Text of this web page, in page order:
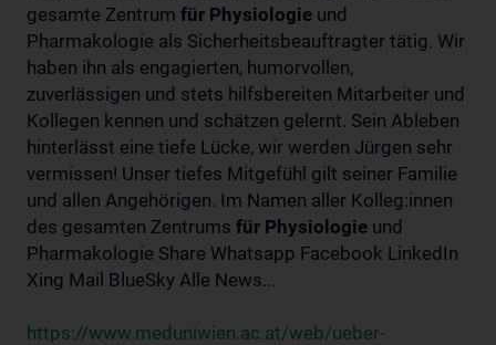
gesamte Zentrum für Physiologie und
Pharmakologie als Sicherheitsbeauftragter tätig. Wir
haben ihn als engagierten, humorvollen,
zuverlässigen und stets hilfsbereiten Mitarbeiter und
Kollegen kennen und schätzen gelernt. Sein Ableben
hinterlässt eine tiefe Lücke, wir werden Jürgen sehr
vermissen! Unser tiefes Mitgefühl gilt seiner Familie
und allen Angehörigen. Im Namen aller Kolleg:innen
des gesamten Zentrums für Physiologie und
Pharmakologie Share Whatsapp Facebook LinkedIn
Xing Mail BlueSky Alle News...
https://www.meduniwien.ac.at/web/ueber-